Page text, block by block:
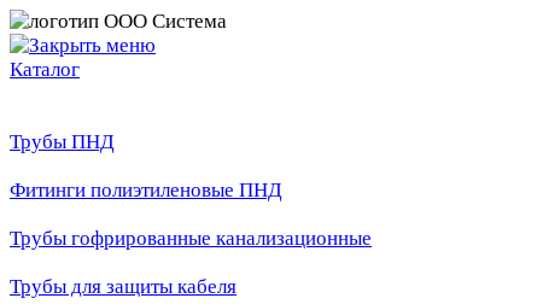
Каталог
Трубы ПНД
Фитинги полиэтиленовые ПНД
Трубы гофрированные канализационные
Трубы для защиты кабеля